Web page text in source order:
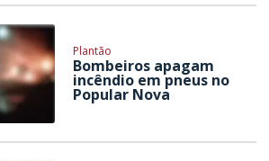
Plantão
Bombeiros apagam
incêndio em pneus no
Popular Nova